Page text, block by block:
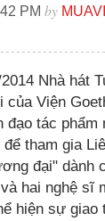
PM by
Nhà hát
Viện
tác phẩm
tham gia
đại" dành
hai nghệ sĩ
hiện sự giao